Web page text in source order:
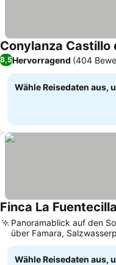
Conylanza Castillo
8,5Hervorragend (404
Wähle Reisedaten aus,
Finca La Fuentecilla
Panoramablick auf den
über Famara,
malerischer Aussicht
Wähle Reisedaten aus,